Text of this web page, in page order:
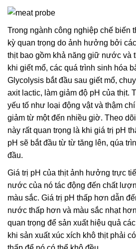
Trong ngành công nghiệp chế biến
kỳ quan trọng do ảnh hưởng bởi
thịt bao gồm khả năng giữ nước và
khi giết mổ, các quá trình sinh hóa
Glycolysis bắt đầu sau giết mổ,
axit lactic, làm giảm độ pH của thịt.
yếu tố như loại động vật và thậm
giảm từ ​​một đến nhiều giờ. Theo
này rất quan trọng là khi giá trị pH
pH sẽ bắt đầu từ từ tăng lên, qúa
đầu.
Giá trị pH của thịt ảnh hưởng trực
nước của nó tác động đến chất
màu sắc. Giá trị pH thấp hơn dẫn
nước thấp hơn và màu sắc nhạt
quan trọng để sản xuất hiệu quả
khi sản xuất xúc xích khô thịt phải